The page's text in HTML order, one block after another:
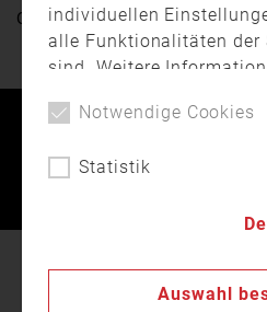
Quelle:TVA Ostbayern
individuellen
alle Funktionalitäten der
sind. Weitere
Verarbeitung
Notwendige Cookies
Statistik
Auswahl
den Einsatz von Cookies